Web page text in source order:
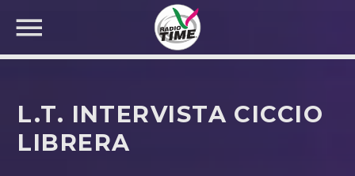
L.T. INTERVISTA CICCIO
LIBRERA